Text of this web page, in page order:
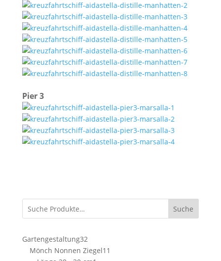
Pier 3
Suche
Gartengestaltung3232
Produkte
Mönch Nonnen Ziegel11